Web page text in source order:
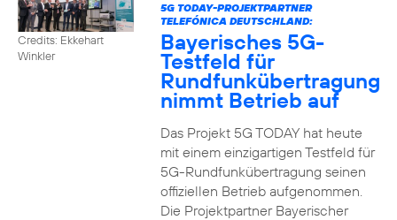
Credits: Ekkehart
Winkler
5G TODAY-PROJEKTPARTNER
TELEFÓNICA DEUTSCHLAND:
Bayerisches 5G-
Testfeld für
Rundfunkübertragung
nimmt Betrieb auf
Das Projekt 5G TODAY hat heute
mit einem einzigartigen Testfeld für
5G-Rundfunkübertragung seinen
offiziellen Betrieb aufgenommen.
Die Projektpartner Bayerischer